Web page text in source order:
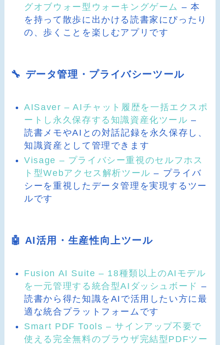
グオブウォー型ウォーキングゲーム – 本
を持って散歩に出かける読書家にぴったり
の、歩くことを楽しむアプリです
🔧 データ管理・プライバシーツール
AISaver – AIチャット履歴を一括エクスポ
ートし永久保存する知識資産化ツール –
読書メモやAIとの対話記録を永久保存し、
知識資産として管理できます
Visage – プライバシー重視のセルフホス
ト型Webアクセス解析ツール – プライバ
シーを重視したデータ管理を実現するツー
ルです
🤖 AI活用・生産性向上ツール
Fusion AI Suite – 18種類以上のAIモデル
を一元管理する統合型AIダッシュボード –
読書から得た知識をAIで活用したい方に最
適な統合プラットフォームです
Smart PDF Tools – サインアップ不要で
使える完全無料のブラウザ完結型PDFツー